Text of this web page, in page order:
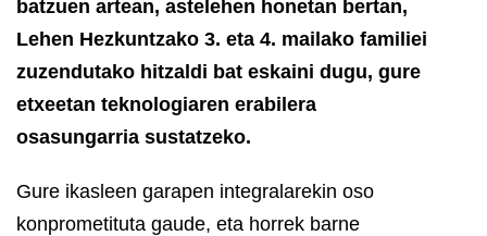
batzuen artean, astelehen honetan bertan,
Lehen Hezkuntzako 3. eta 4. mailako familiei
zuzendutako hitzaldi bat eskaini dugu, gure
etxeetan teknologiaren erabilera
osasungarria sustatzeko.
Gure ikasleen garapen integralarekin oso
konprometituta gaude, eta horrek barne